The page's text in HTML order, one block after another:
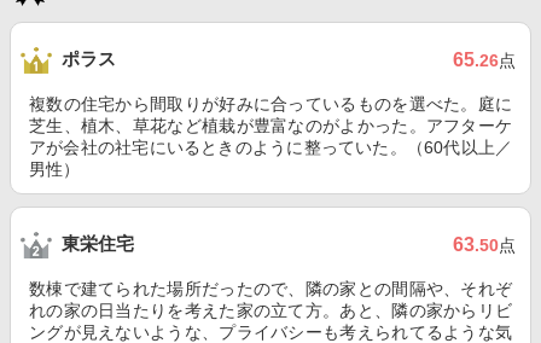
ポラス 65.26点
複数の住宅から間取りが好みに合っているものを選べた。庭に
芝生、植木、草花など植栽が豊富なのがよかった。アフターケ
アが会社の社宅にいるときのように整っていた。（60代以上／
男性）
東栄住宅 63.50点
数棟で建てられた場所だったので、隣の家との間隔や、それぞ
れの家の日当たりを考えた家の立て方。あと、隣の家からリビ
ングが見えないような、プライバシーも考えられてるような気